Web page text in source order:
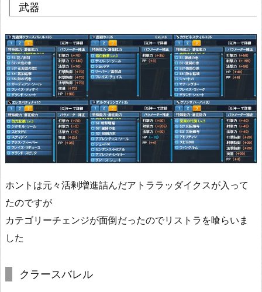
武器
ホントは元々活剰増進詰んだアトララッダイクスが入って
たのですが
カテゴリーチェンジが面倒だったのでリストラを喰らいま
した
クラースバレル